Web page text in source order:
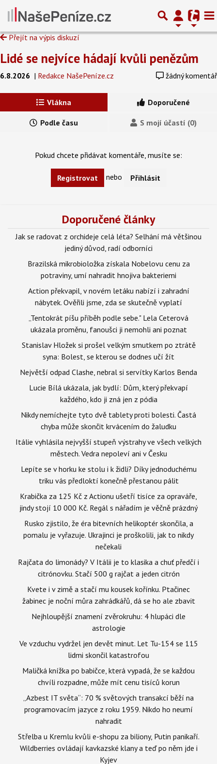
Přejít na výpis diskuzí
Lidé se nejvíce hádají kvůli penězům
6.8.2026 | Redakce NašePeníze.cz žádný komentář
Vlákna Doporučené
Podle času S mojí účastí (0)
Pokud chcete přidávat komentáře, musíte se:
Registrovat nebo Přihlásit
Doporučené články
Jak se radovat z orchideje celá léta? Selhání má většinou
jediný důvod, radí odborníci
Brazilská mikrobioložka získala Nobelovu cenu za
potraviny, umí nahradit hnojiva bakteriemi
Action překvapil, v novém letáku nabízí i zahradní
nábytek. Ověřili jsme, zda se skutečně vyplatí
„Tentokrát píšu příběh podle sebe." Lela Ceterová
ukázala proměnu, fanoušci ji nemohli ani poznat
Stanislav Hložek si prošel velkým smutkem po ztrátě
syna: Bolest, se kterou se dodnes učí žít
Největší odpad Clashe, nebral si servítky Karlos Benda
Lucie Bílá ukázala, jak bydlí: Dům, který překvapí
každého, kdo ji zná jen z pódia
Nikdy nemíchejte tyto dvě tablety proti bolesti. Častá
chyba může skončit krvácením do žaludku
Itálie vyhlásila nejvyšší stupeň výstrahy ve všech velkých
městech. Vedra nepoleví ani v Česku
Lepíte se v horku ke stolu i k židli? Díky jednoduchému
triku vás předloktí konečně přestanou pálit
Krabička za 125 Kč z Actionu ušetří tisíce za opraváře,
jindy stojí 10 000 Kč. Regál s nářadím je věčně prázdný
Rusko zjistilo, že éra bitevních helikoptér skončila, a
pomalu je vyřazuje. Ukrajinci je proškolili, jak to nikdy
nečekali
Rajčata do limonády? V Itálii je to klasika a chuť předčí i
citrónovku. Stačí 500 g rajčat a jeden citrón
Kvete i v zimě a stačí mu kousek kořínku. Ptačinec
žabinec je noční můra zahrádkářů, dá se ho ale zbavit
Nejhloupější znamení zvěrokruhu: 4 hlupáci dle
astrologie
Ve vzduchu vydržel jen devět minut. Let Tu-154 se 115
lidmi skončil katastrofou
Maličká knížka po babičce, která vypadá, že se každou
chvíli rozpadne, může mít cenu tisíců korun
„Azbest IT světa“: 70 % světových transakcí běží na
programovacím jazyce z roku 1959. Nikdo ho neumí
nahradit
Střelba u Kremlu kvůli e-shopu za biliony, Putin panikaří.
Wildberries ovládají kavkazské klany a teď po něm jde i
Kyjev